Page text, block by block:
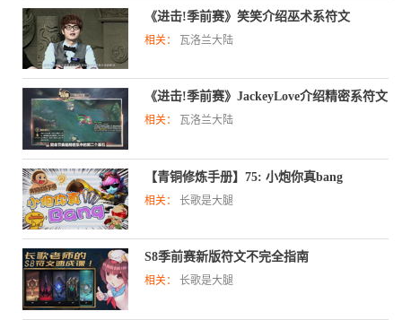
《进击!季前赛》笑笑介绍巫术系符文
相关： 瓦洛兰大陆
《进击!季前赛》JackeyLove介绍精密系符文
相关： 瓦洛兰大陆
【青铜修炼手册】75: 小炮你真bang
相关： 长歌是大腿
S8季前赛新版符文不完全指南
相关： 长歌是大腿